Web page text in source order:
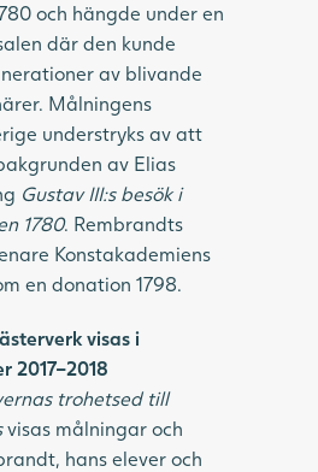
och hängde under en
där den kunde
av blivande
Målningens
understryks av att
av Elias
Gustav III:s besök i
1780. Rembrandts
Konstakademiens
en donation 1798.
visas i
2017–2018
trohetsed till
visas målningar och
hans elever och